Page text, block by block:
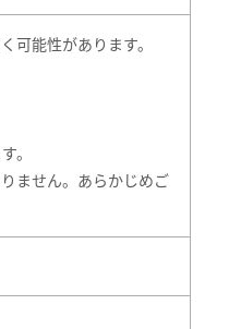
可能性があります。
。
ません。あらかじめご